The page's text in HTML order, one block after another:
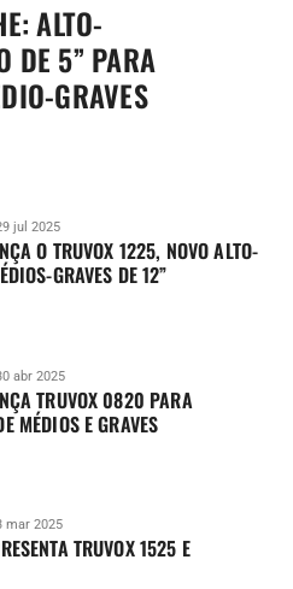
ALTO-
DE 5” PARA
GRAVES
jul 2025
O TRUVOX 1225, NOVO ALTO-
GRAVES DE 12”
abr 2025
TRUVOX 0820 PARA
MÉDIOS E GRAVES
mar 2025
TRUVOX 1525 E